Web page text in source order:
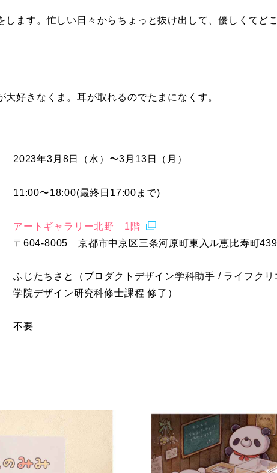
します。忙しい日々からちょっと抜け出して、優しくてど
大好きなくま。耳が取れるのでたまになくす。
2023年3月8日（水）〜3月13日（月）
11:00〜18:00(最終日17:00まで)
アートギャラリー北野 1階
〒604-8005 京都市中京区三条河原町東入ル恵比寿町
ふじたちさと（プロダクトデザイン学科助手 / ライフク
学院デザイン研究科修士課程 修了）
不要